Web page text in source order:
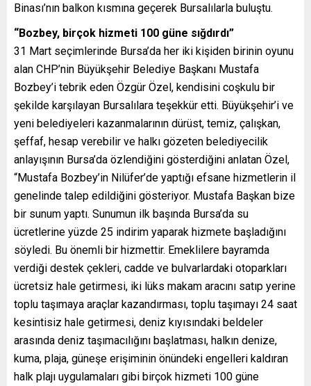
Binası’nın balkon kısmına geçerek Bursalılarla buluştu.
“Bozbey, birçok hizmeti 100 güne sığdırdı”
31 Mart seçimlerinde Bursa’da her iki kişiden birinin oyunu
alan CHP’nin Büyükşehir Belediye Başkanı Mustafa
Bozbey’i tebrik eden Özgür Özel, kendisini coşkulu bir
şekilde karşılayan Bursalılara teşekkür etti. Büyükşehir’i ve
yeni belediyeleri kazanmalarının dürüst, temiz, çalışkan,
şeffaf, hesap verebilir ve halkı gözeten belediyecilik
anlayışının Bursa’da özlendiğini gösterdiğini anlatan Özel,
“Mustafa Bozbey’in Nilüfer’de yaptığı efsane hizmetlerin il
genelinde talep edildiğini gösteriyor. Mustafa Başkan bize
bir sunum yaptı. Sunumun ilk başında Bursa’da su
ücretlerine yüzde 25 indirim yaparak hizmete başladığını
söyledi. Bu önemli bir hizmettir. Emeklilere bayramda
verdiği destek çekleri, cadde ve bulvarlardaki otoparkları
ücretsiz hale getirmesi, iki lüks makam aracını satıp yerine
toplu taşımaya araçlar kazandırması, toplu taşımayı 24 saat
kesintisiz hale getirmesi, deniz kıyısındaki beldeler
arasında deniz taşımacılığını başlatması, halkın denize,
kuma, plaja, güneşe erişiminin önündeki engelleri kaldıran
halk plajı uygulamaları gibi birçok hizmeti 100 güne